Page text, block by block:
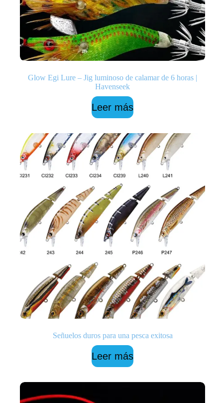
Glow Egi Lure – Jig luminoso de calamar de 6 horas |
Havenseek
Leer más
Señuelos duros para una pesca exitosa
Leer más